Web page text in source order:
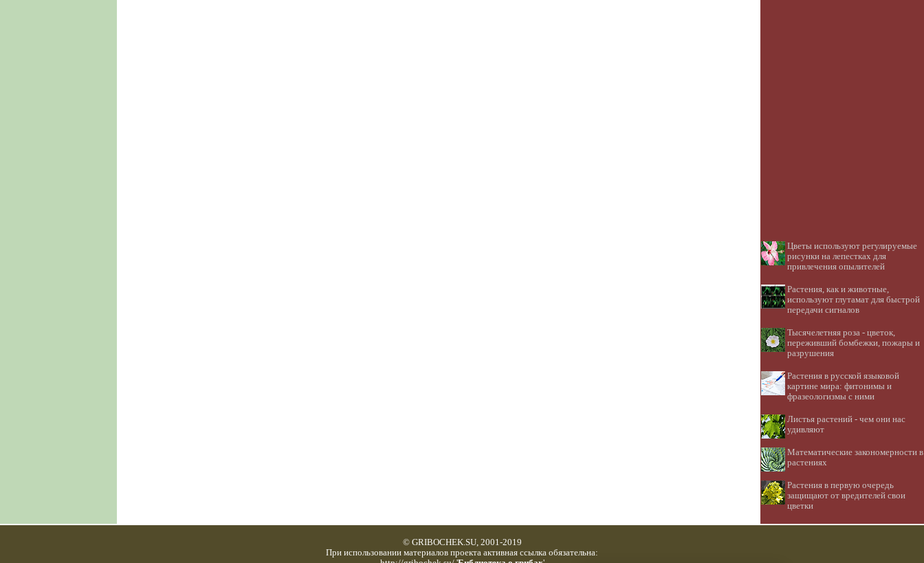
Цветы используют регулируемые
рисунки на лепестках для
привлечения опылителей
Растения, как и животные,
используют глутамат для быстрой
передачи сигналов
Тысячелетняя роза - цветок,
переживший бомбежки, пожары и
разрушения
Растения в русской языковой
картине мира: фитонимы и
фразеологизмы с ними
Листья растений - чем они нас
удивляют
Математические закономерности в
растениях
Растения в первую очередь
защищают от вредителей свои
цветки
© GRIBOCHEK.SU, 2001-2019
При использовании материалов проекта активная ссылка обязательна: